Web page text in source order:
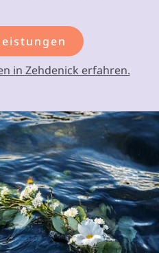
in Zehdenick erfahren.